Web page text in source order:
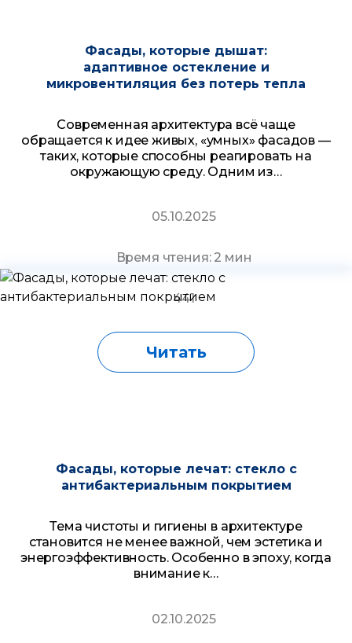
Фасады, которые дышат:
адаптивное остекление и
микровентиляция без потерь тепла
Современная архитектура всё чаще
обращается к идее живых, «умных» фасадов —
таких, которые способны реагировать на
окружающую среду. Одним из…
05.10.2025
Время чтения: 2 мин
441
Читать
Фасады, которые лечат: стекло с
антибактериальным покрытием
Тема чистоты и гигиены в архитектуре
становится не менее важной, чем эстетика и
энергоэффективность. Особенно в эпоху, когда
внимание к…
02.10.2025